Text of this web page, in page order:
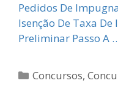
Pedidos De
Isenção De Taxa
Preliminar Passo A
Categorias
Concursos,